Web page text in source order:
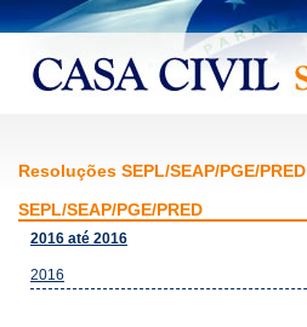
Resoluções SEPL/SEAP/PGE/PRED
SEPL/SEAP/PGE/PRED
2016 até 2016
2016